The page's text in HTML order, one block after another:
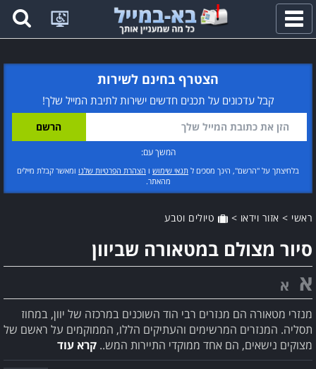
פתח
תפריט
הצטרף בחינם לשירות
קבל עדכונים על תכנים חדשים ישירות לתיבת המייל שלך!
המשך עם:
בלחיצתך על "הרשם", הינך מסכים ל תנאי שימוש ו הצהרת הפרטיות שלנו ומאשר קבלת מיילים
מהאתר.
ראשי > אזור וידאו > טיולים וטבע
סיור מצולם במטאורה שביוון
א א
מנזרי מטאורה הם מנזרים רבי הוד השוכנים במרכזה של יוון, במחוז
תסליה. המנזרים המרשימים והעתיקים הללו, הממוקמים על ראשם של
מצוקים נישאים, הם אחד ממוקדי התיירות המש.. קרא עוד